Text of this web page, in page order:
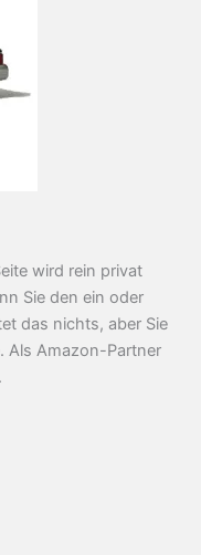
wird rein privat
Sie den ein oder
das nichts, aber Sie
Als Amazon-Partner